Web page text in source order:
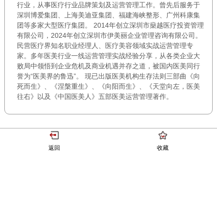
行业，从事医疗行业品牌策划及运营管理工作。曾先后服务于
深圳博爱集团、上海美迪亚集团、福建海峡整形、广州科康集
团等多家大型医疗集团。 2014年创立深圳市燊越医疗投资管理
有限公司，2024年创立深圳市伊美丽企业管理咨询有限公司。
民营医疗界知名职业经理人、医疗美容领域实战运营管理专
家。多年医美行业一线运营管理实战经验分享，从各类企业大
败局中领悟到企业危机及商业机遇并存之道，被国内医美同行
誉为“医美界的鲁迅”。 现已出版医美机构生存法则三部曲《向
死而生》、《涅槃重生》、《向阳而生》、《天堂向左，医美
往右》以及《中国医美人》五部医美运营管理著作。
返回 收藏